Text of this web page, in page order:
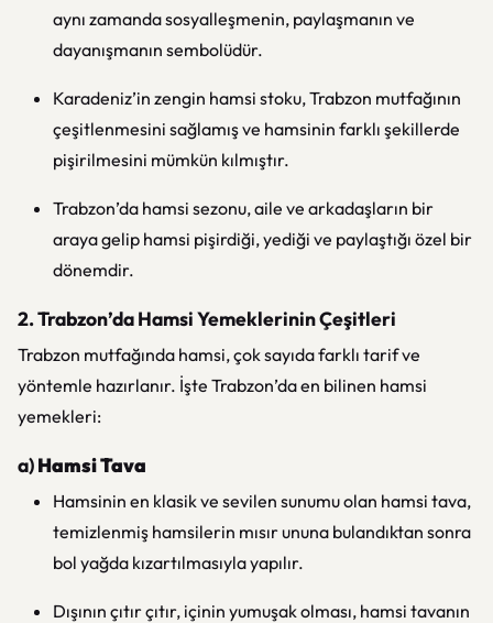
aynı zamanda sosyalleşmenin, paylaşmanın ve
dayanışmanın sembolüdür.
Karadeniz’in zengin hamsi stoku, Trabzon mutfağının
çeşitlenmesini sağlamış ve hamsinin farklı şekillerde
pişirilmesini mümkün kılmıştır.
Trabzon’da hamsi sezonu, aile ve arkadaşların bir
araya gelip hamsi pişirdiği, yediği ve paylaştığı özel bir
dönemdir.
2. Trabzon’da Hamsi Yemeklerinin Çeşitleri
Trabzon mutfağında hamsi, çok sayıda farklı tarif ve
yöntemle hazırlanır. İşte Trabzon’da en bilinen hamsi
yemekleri:
a)Hamsi Tava
Hamsinin en klasik ve sevilen sunumu olan hamsi tava,
temizlenmiş hamsilerin mısır ununa bulandıktan sonra
bol yağda kızartılmasıyla yapılır.
Dışının çıtır çıtır, içinin yumuşak olması, hamsi tavanın